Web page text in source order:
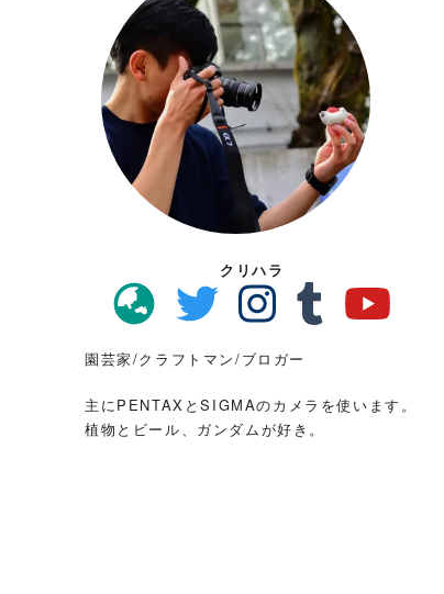
クリハラ
園芸家/クラフトマン/ブロガー
主にPENTAXとSIGMAのカメラを使います。
植物とビール、ガンダムが好き。